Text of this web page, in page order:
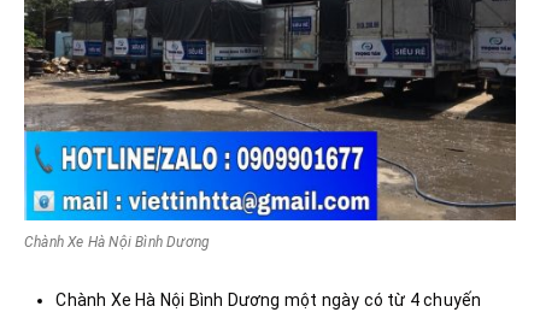
Chành Xe Hà Nội Bình Dương
Chành Xe Hà Nội Bình Dương một ngày có từ 4 chuyến